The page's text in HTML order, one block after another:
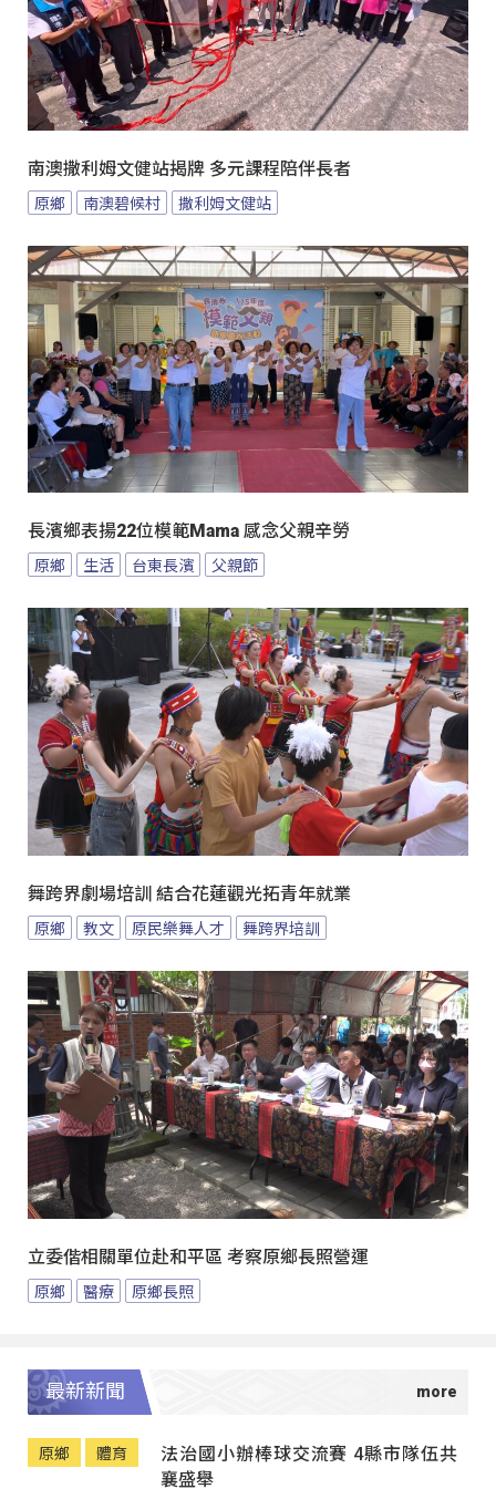
南澳撒利姆文健站揭牌 多元課程陪伴長者
原鄉 南澳碧候村 撒利姆文健站
長濱鄉表揚22位模範Mama 感念父親辛勞
原鄉 生活 台東長濱 父親節
舞跨界劇場培訓 結合花蓮觀光拓青年就業
原鄉 教文 原民樂舞人才 舞跨界培訓
立委偕相關單位赴和平區 考察原鄉長照營運
原鄉 醫療 原鄉長照
最新新聞
原鄉 體育
法治國小辦棒球交流賽 4縣市隊伍共
襄盛舉